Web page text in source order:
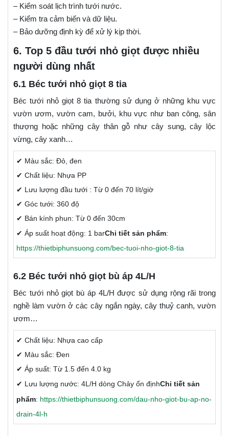
– Kiểm soát lịch trình tưới nước.
– Kiểm tra cảm biến và dữ liệu.
– Bảo dưỡng định kỳ để xử lý kịp thời.
6. Top 5 đầu tưới nhỏ giọt được nhiều
người dùng nhất
6.1 Béc tưới nhỏ giọt 8 tia
Béc tưới nhỏ giọt 8 tia thường sử dụng ở những khu vực
vườn ươm, vườn cam, bưởi, khu vực như ban công, sân
thượng hoặc những cây thân gỗ như cây sung, cây lộc
vừng, cây xanh…
✔ Màu sắc: Đỏ, đen
✔ Chất liệu: Nhựa PP
✔ Lưu lượng đầu tưới : Từ 0 đến 70 lít/giờ
✔ Góc tưới: 360 độ
✔ Bán kính phun: Từ 0 đến 30cm
✔ Áp suất hoạt động: 1 barChi tiết sản phẩm:
https://thietbiphunsuong.com/bec-tuoi-nho-giot-8-tia
6.2 Béc tưới nhỏ giọt bù áp 4L/H
Béc tưới nhỏ giọt bù áp 4L/H được sử dụng rộng rãi trong
nghề làm vườn ở các cây ngắn ngày, cây thuỷ canh, vườn
ươm…
✔ Chất liệu: Nhựa cao cấp
✔ Màu sắc: Đen
✔ Áp suất: Từ 1.5 đến 4.0 kg
✔ Lưu lượng nước: 4L/H dòng Chảy ổn địnhChi tiết sản
phẩm: https://thietbiphunsuong.com/dau-nho-giot-bu-ap-no-
drain-4l-h